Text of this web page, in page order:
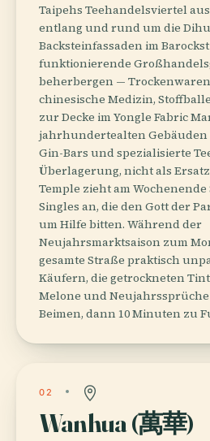
Taipehs Teehandelsviertel
entlang und rund um die
Backsteinfassaden im
funktionierende
beherbergen —
chinesische Medizin,
zur Decke im Yongle Fabric
jahrhundertealten Gebäuden
Gin-Bars und spezialisierte
Überlagerung, nicht als
Temple zieht am
Singles an, die den Gott der
um Hilfe bitten. Während der
Neujahrsmarktsaison zum
gesamte Straße praktisch
Käufern, die getrockneten
Melone und
Beimen, dann 10 Minuten zu
02
Wanhua (萬華)